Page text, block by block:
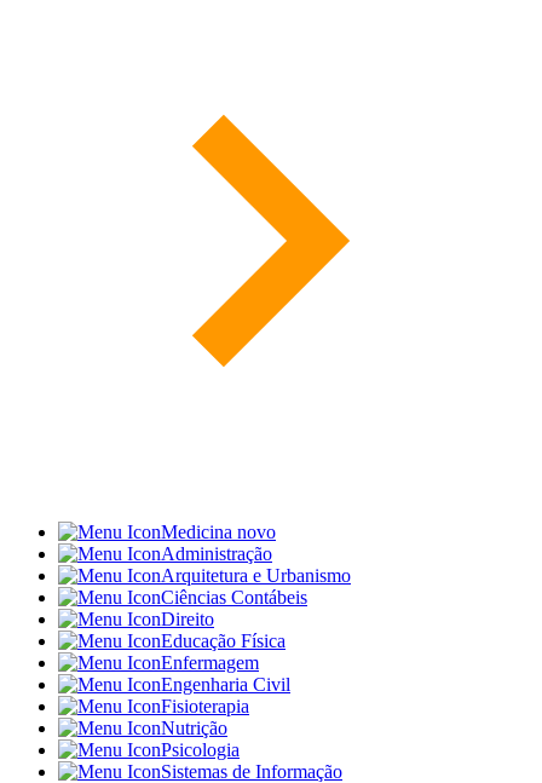
Medicina novo
Administração
Arquitetura e Urbanismo
Ciências Contábeis
Direito
Educação Física
Enfermagem
Engenharia Civil
Fisioterapia
Nutrição
Psicologia
Sistemas de Informação